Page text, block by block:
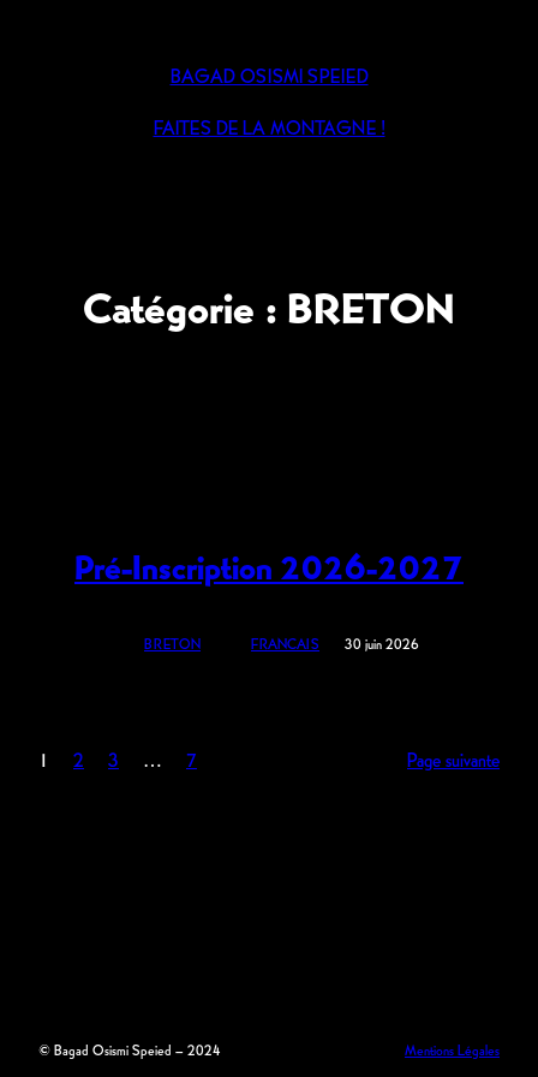
BAGAD OSISMI SPEIED
FAITES DE LA MONTAGNE !
Catégorie : BRETON
Pré-Inscription 2026-2027
BRETON FRANCAIS 30 juin 2026
1 2 3 … 7 Page suivante
© Bagad Osismi Speied – 2024 Mentions Légales